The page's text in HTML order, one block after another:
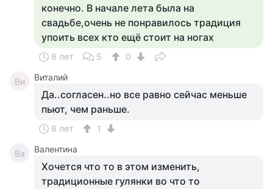
конечно. В начале лета была на
свадьбе,очень не понравилось традиция
упоить всех кто ещё стоит на ногах
8 лет 5 0
Ви Виталий
Да..согласен..но все равно сейчас меньше
пьют, чем раньше.
8 лет 1
Ва Валентина
Хочется что то в этом изменить,
традиционные гулянки во что то